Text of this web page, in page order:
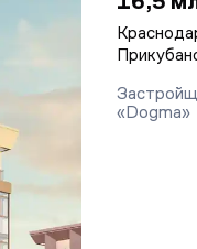
«Dogma»